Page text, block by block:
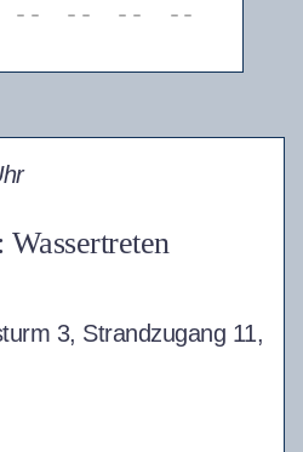
-- -- -- --
Wassertreten
3, Strandzugang 11,